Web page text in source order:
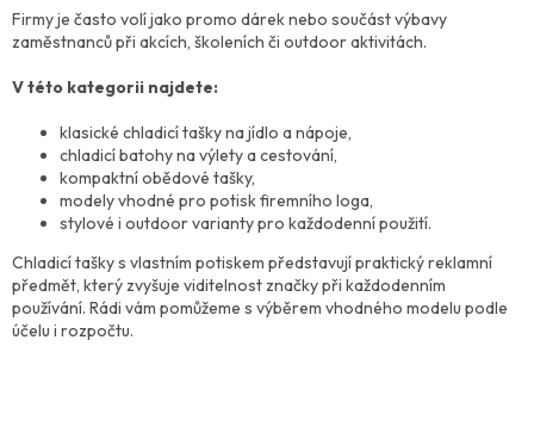
r
v
ý
p
s
u
Firmy je často volí jako promo dárek nebo součást výbavy
zaměstnanců při akcích, školeních či outdoor aktivitách.
V této kategorii najdete:
klasické chladicí tašky na jídlo a nápoje,
chladicí batohy na výlety a cestování,
kompaktní obědové tašky,
modely vhodné pro potisk firemního loga,
stylové i outdoor varianty pro každodenní použití.
Chladicí tašky s vlastním potiskem představují praktický reklamní
předmět, který zvyšuje viditelnost značky při každodenním
používání. Rádi vám pomůžeme s výběrem vhodného modelu podle
účelu i rozpočtu.